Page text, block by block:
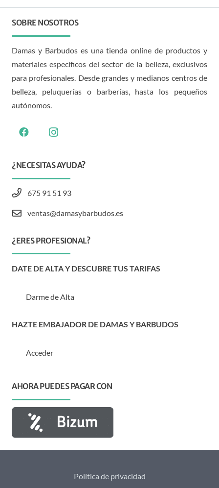
SOBRE NOSOTROS
Damas y Barbudos es una tienda online de productos y
materiales específicos del sector de la belleza, exclusivos
para profesionales. Desde grandes y medianos centros de
belleza, peluquerías o barberías, hasta los pequeños
autónomos.
¿NECESITAS AYUDA?
675 91 51 93
ventas@damasybarbudos.es
¿ERES PROFESIONAL?
DATE DE ALTA Y DESCUBRE TUS TARIFAS
Darme de Alta
HAZTE EMBAJADOR DE DAMAS Y BARBUDOS
Acceder
AHORA PUEDES PAGAR CON
Política de privacidad